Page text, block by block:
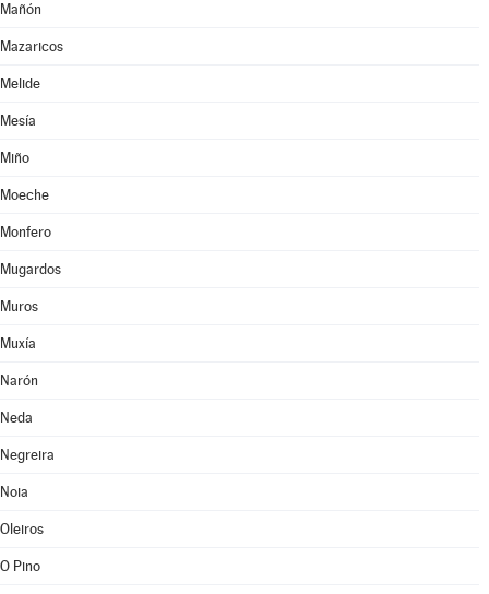
Mañón
Mazaricos
Melide
Mesía
Miño
Moeche
Monfero
Mugardos
Muros
Muxía
Narón
Neda
Negreira
Noia
Oleiros
O Pino